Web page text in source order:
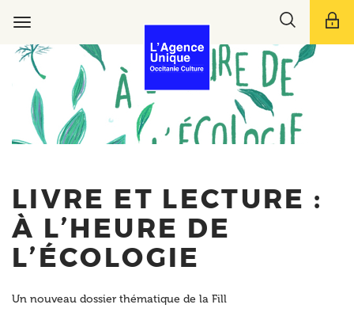
principal
navigation
Toggle
bar
LIVRE ET LECTURE :
À L’HEURE DE
L’ÉCOLOGIE
Un nouveau dossier thématique de la Fill